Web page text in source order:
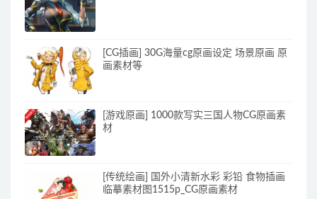
[CG插画] 30G海量cg原画设定 场景原画 原
画素材等
[游戏原画] 1000款写实三国人物CG原画素
材
[传统绘画] 国外小清新水彩 彩铅 食物插画
临摹素材图1515p_CG原画素材